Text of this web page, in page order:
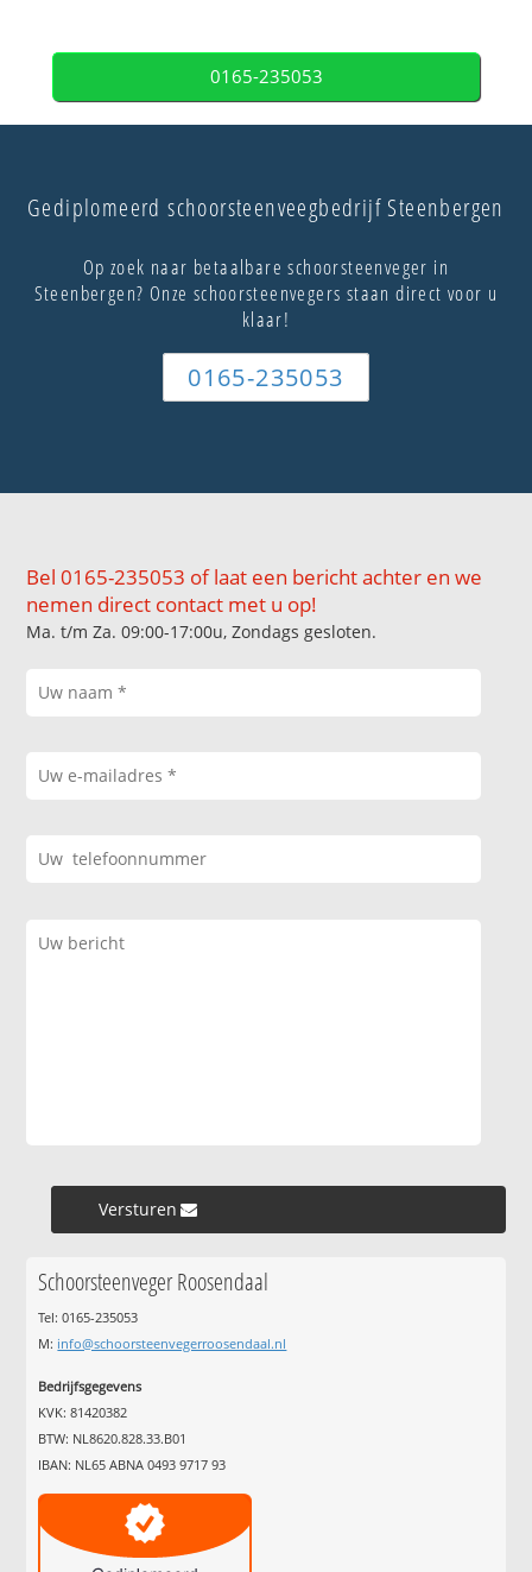
0165-235053
Gediplomeerd schoorsteenveegbedrijf Steenbergen
Op zoek naar betaalbare schoorsteenveger in
Steenbergen? Onze schoorsteenvegers staan direct voor u
klaar!
0165-235053
Bel 0165-235053 of laat een bericht achter en we
nemen direct contact met u op!
Ma. t/m Za. 09:00-17:00u, Zondags gesloten.
Versturen »
Schoorsteenveger Roosendaal
Tel: 0165-235053
M: info@schoorsteenvegerroosendaal.nl
Bedrijfsgegevens
KVK: 81420382
BTW: NL8620.828.33.B01
IBAN: NL65 ABNA 0493 9717 93